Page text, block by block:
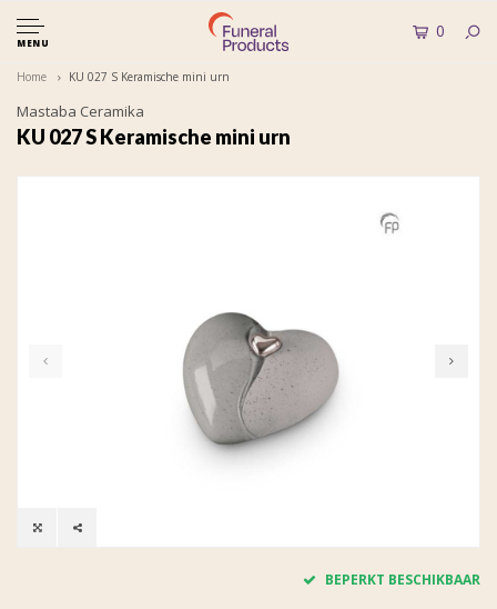
MENU
0
Home KU 027 S Keramische mini urn
Mastaba Ceramika
KU 027 S Keramische mini urn
BEPERKT BESCHIKBAAR